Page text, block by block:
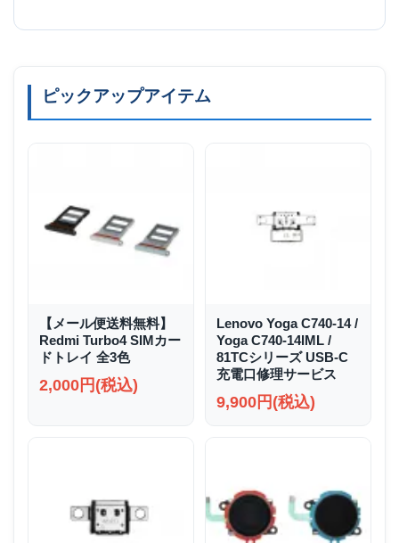
ピックアップアイテム
【メール便送料無料】
Redmi Turbo4 SIMカー
ドトレイ 全3色
2,000円(税込)
Lenovo Yoga C740-14 /
Yoga C740-14IML /
81TCシリーズ USB-C
充電口修理サービス
9,900円(税込)